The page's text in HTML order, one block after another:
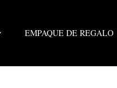
EMPAQUE DE REGALO